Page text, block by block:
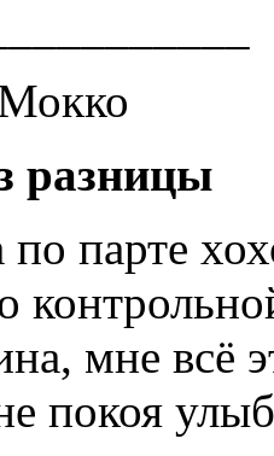
разницы
по парте
мне всё
покоя